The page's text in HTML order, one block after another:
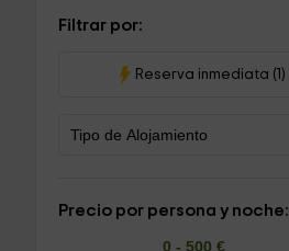
Filtrar por:
Reserva inmediata (1)
Precio por persona y noche: